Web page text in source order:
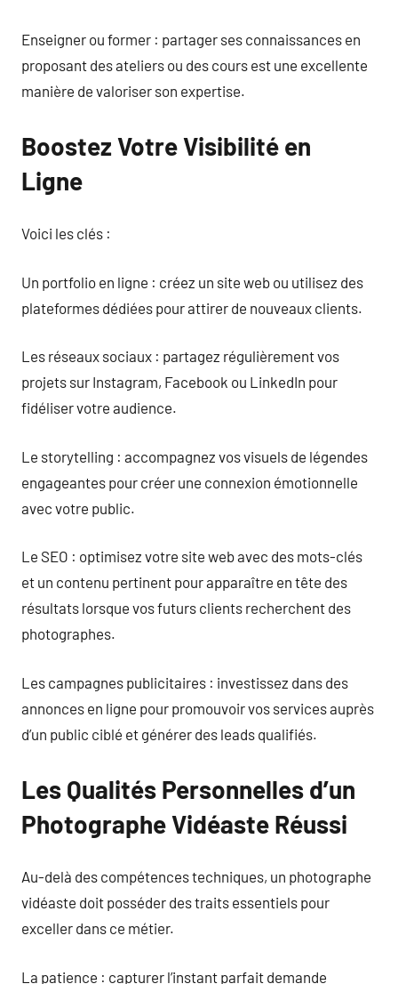
Enseigner ou former : partager ses connaissances en
proposant des ateliers ou des cours est une excellente
manière de valoriser son expertise.
Boostez Votre Visibilité en
Ligne
Voici les clés :
Un portfolio en ligne : créez un site web ou utilisez des
plateformes dédiées pour attirer de nouveaux clients.
Les réseaux sociaux : partagez régulièrement vos
projets sur Instagram, Facebook ou LinkedIn pour
fidéliser votre audience.
Le storytelling : accompagnez vos visuels de légendes
engageantes pour créer une connexion émotionnelle
avec votre public.
Le SEO : optimisez votre site web avec des mots-clés
et un contenu pertinent pour apparaître en tête des
résultats lorsque vos futurs clients recherchent des
photographes.
Les campagnes publicitaires : investissez dans des
annonces en ligne pour promouvoir vos services auprès
d’un public ciblé et générer des leads qualifiés.
Les Qualités Personnelles d’un
Photographe Vidéaste Réussi
Au-delà des compétences techniques, un photographe
vidéaste doit posséder des traits essentiels pour
exceller dans ce métier.
La patience : capturer l’instant parfait demande